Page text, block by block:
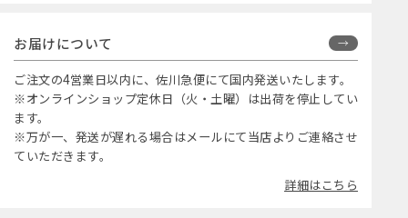
お届けについて
ご注文の4営業日以内に、佐川急便にて国内発送いたします。
※オンラインショップ定休日（火・土曜）は出荷を停止してい
ます。
※万が一、発送が遅れる場合はメールにて当店よりご連絡させ
ていただきます。
詳細はこちら